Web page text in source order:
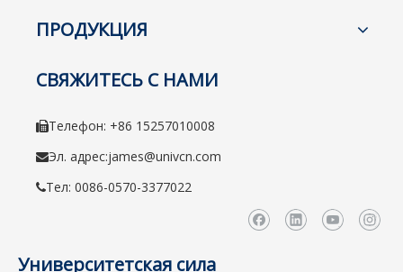
ПРОДУКЦИЯ
СВЯЖИТЕСЬ С НАМИ
Телефон: +86 15257010008
Эл. адрес:james@univcn.com
Тел: 0086-0570-3377022
Университетская сила